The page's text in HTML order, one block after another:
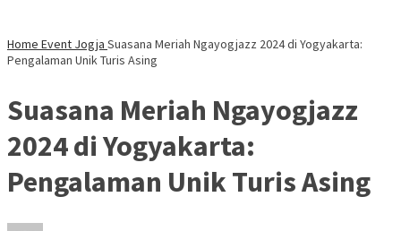
Home Event Jogja Suasana Meriah Ngayogjazz 2024 di Yogyakarta:
Pengalaman Unik Turis Asing
Suasana Meriah Ngayogjazz
2024 di Yogyakarta:
Pengalaman Unik Turis Asing